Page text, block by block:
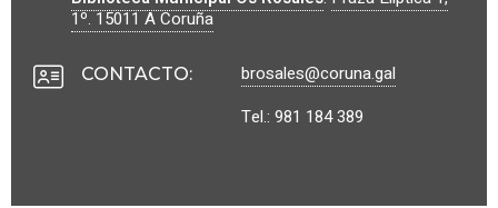
1º.15011A Coruña
CONTACTO:
brosales@coruna.gal
Tel.: 981 184 389